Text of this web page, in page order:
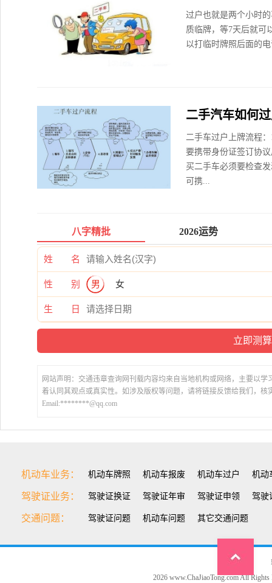
过户也就是两个小时
质临牌，等7天后就可
以打临时牌照后面的
二手汽车如何
二手车过户上牌流程
要携带身份证签订协
买二手车必须要检查
可携...
八字精批 2026运势
姓 名
性 别 男 女
生 日
网站声明：交通违章查询网刊载内容均来自当地机构或网络，主要以
着认同其观点或真实性。如涉及版权等问题，请将链接反馈给我们，核
Email:********@qq.com
机动车业务： 机动车牌照 机动车报废 机动车过户 机动
驾驶证业务： 驾驶证换证 驾驶证年审 驾驶证申领 驾驶
交通问题： 驾驶证问题 机动车问题 其它交通问题
2026 www.ChaJiaoTong.com All Rights